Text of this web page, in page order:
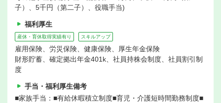
子）、5千円（第二子）、役職手当)
福利厚生
産休・育休取得実績有り スキルアップ
雇用保険、労災保険、健康保険、厚生年金保険
財形貯蓄、確定拠出年金401k、社員持株会制度、社員割引制
度
手当・福利厚生備考
■家族手当：■有給休暇積立制度■育児・介護短時間勤務制度■